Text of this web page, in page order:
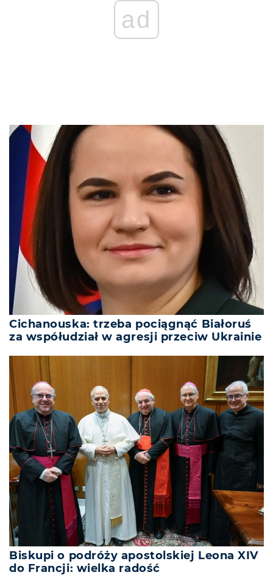
ad
Cichanouska: trzeba pociągnąć Białoruś
za współudział w agresji przeciw Ukrainie
Biskupi o podróży apostolskiej Leona XIV
do Francji: wielka radość